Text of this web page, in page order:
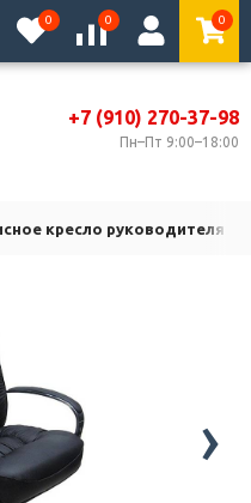
0 0 0
+7 (910) 270-37-98
Пн–Пт 9:00–18:00
кресло руководителя
›